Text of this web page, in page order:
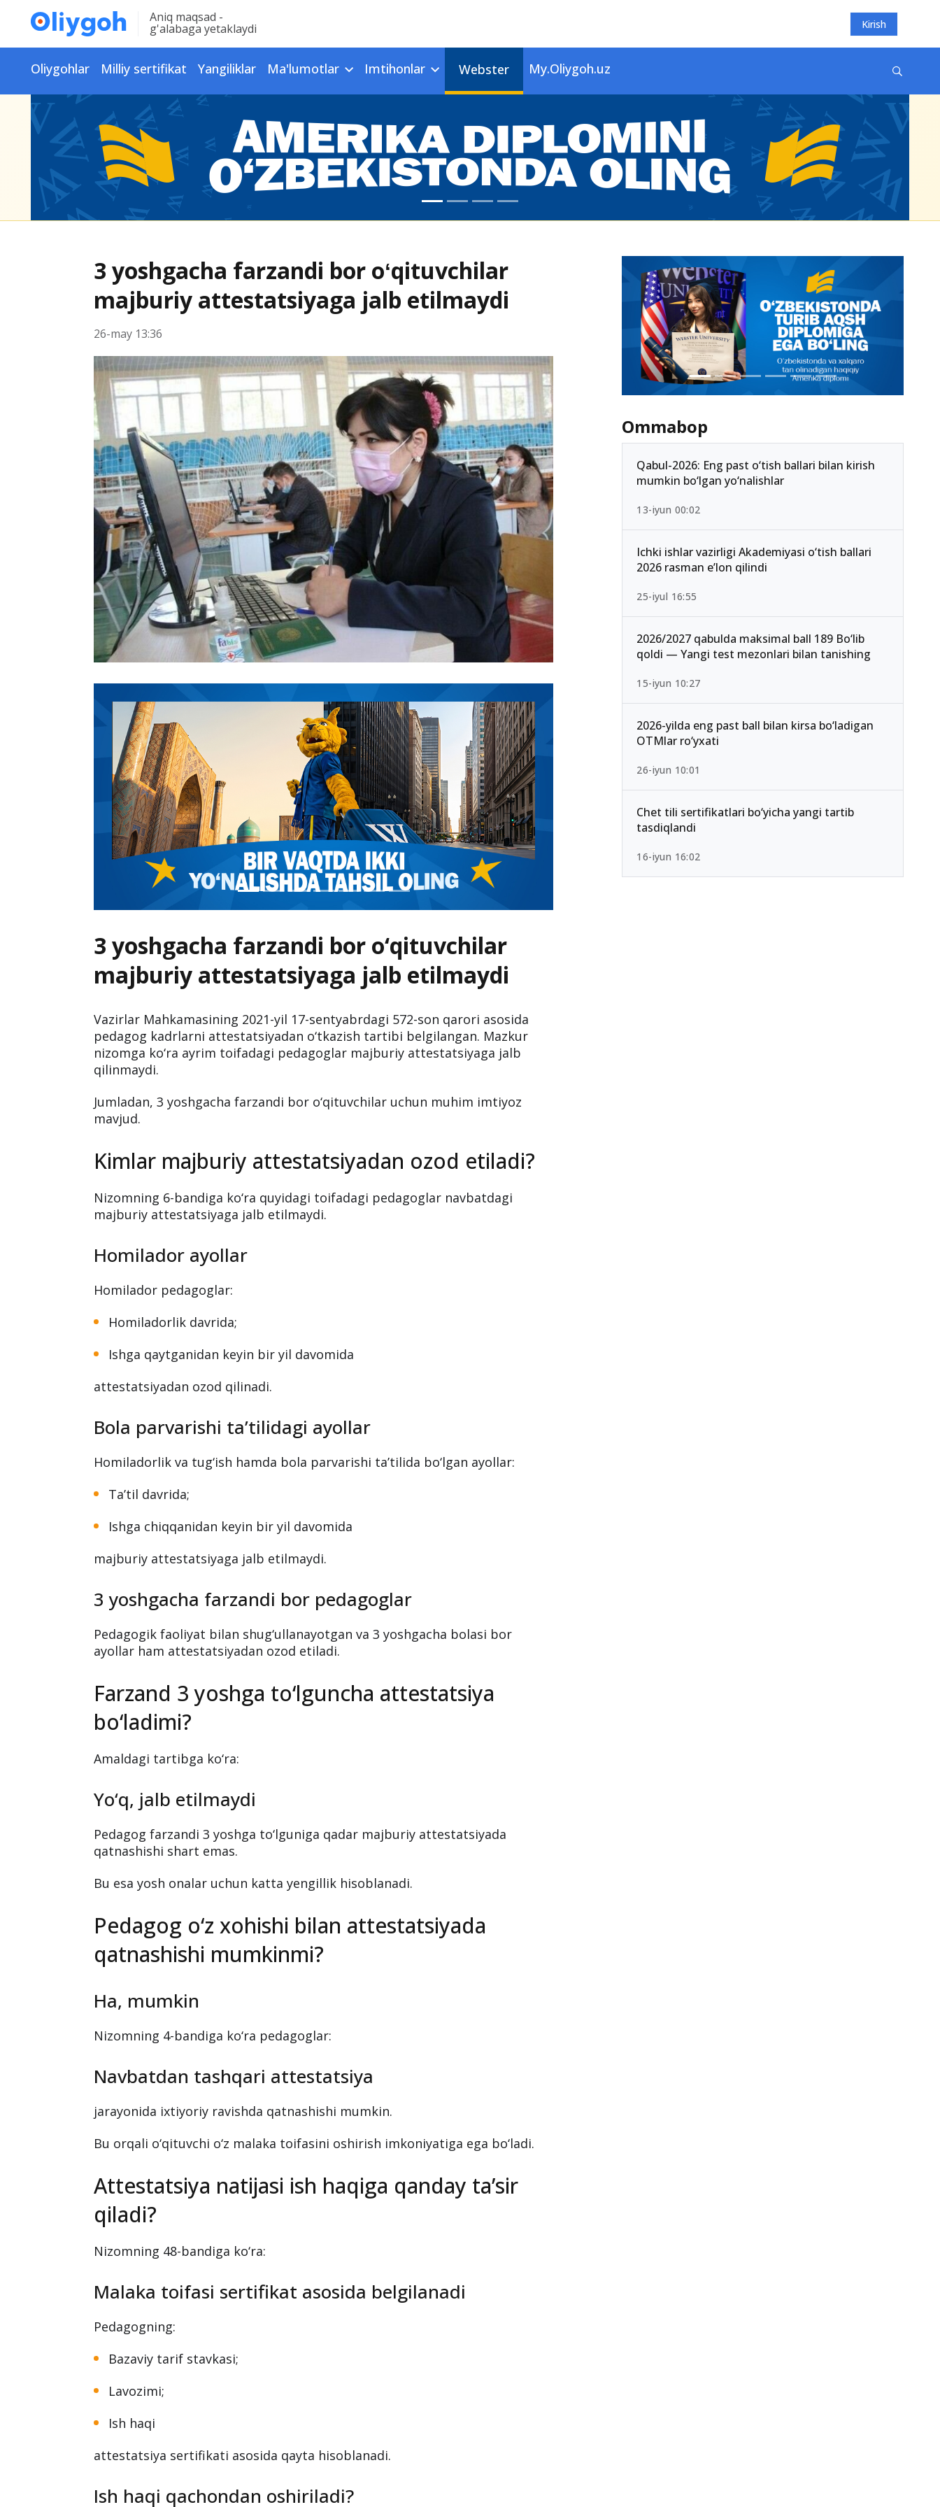
Aniq maqsad -
g'alabaga yetaklaydi Kirish
Oliygohlar Milliy sertifikat Yangiliklar Ma'lumotlar Imtihonlar Webster My.Oliygoh.uz
3 yoshgacha farzandi bor oʻqituvchilar
majburiy attestatsiyaga jalb etilmaydi
26-may 13:36
3 yoshgacha farzandi bor o‘qituvchilar
majburiy attestatsiyaga jalb etilmaydi
Vazirlar Mahkamasining 2021-yil 17-sentyabrdagi 572-son qarori asosida
pedagog kadrlarni attestatsiyadan o‘tkazish tartibi belgilangan. Mazkur
nizomga ko‘ra ayrim toifadagi pedagoglar majburiy attestatsiyaga jalb
qilinmaydi.
Jumladan, 3 yoshgacha farzandi bor o‘qituvchilar uchun muhim imtiyoz
mavjud.
Kimlar majburiy attestatsiyadan ozod etiladi?
Nizomning 6-bandiga ko‘ra quyidagi toifadagi pedagoglar navbatdagi
majburiy attestatsiyaga jalb etilmaydi.
Homilador ayollar
Homilador pedagoglar:
Homiladorlik davrida;
Ishga qaytganidan keyin bir yil davomida
attestatsiyadan ozod qilinadi.
Bola parvarishi ta’tilidagi ayollar
Homiladorlik va tug‘ish hamda bola parvarishi ta’tilida bo‘lgan ayollar:
Ta’til davrida;
Ishga chiqqanidan keyin bir yil davomida
majburiy attestatsiyaga jalb etilmaydi.
3 yoshgacha farzandi bor pedagoglar
Pedagogik faoliyat bilan shug‘ullanayotgan va 3 yoshgacha bolasi bor
ayollar ham attestatsiyadan ozod etiladi.
Farzand 3 yoshga to‘lguncha attestatsiya
bo‘ladimi?
Amaldagi tartibga ko‘ra:
Yo‘q, jalb etilmaydi
Pedagog farzandi 3 yoshga to‘lguniga qadar majburiy attestatsiyada
qatnashishi shart emas.
Bu esa yosh onalar uchun katta yengillik hisoblanadi.
Pedagog o‘z xohishi bilan attestatsiyada
qatnashishi mumkinmi?
Ha, mumkin
Nizomning 4-bandiga ko‘ra pedagoglar:
Navbatdan tashqari attestatsiya
jarayonida ixtiyoriy ravishda qatnashishi mumkin.
Bu orqali o‘qituvchi o‘z malaka toifasini oshirish imkoniyatiga ega bo‘ladi.
Attestatsiya natijasi ish haqiga qanday ta’sir
qiladi?
Nizomning 48-bandiga ko‘ra:
Malaka toifasi sertifikat asosida belgilanadi
Pedagogning:
Bazaviy tarif stavkasi;
Lavozimi;
Ish haqi
attestatsiya sertifikati asosida qayta hisoblanadi.
Ish haqi qachondan oshiriladi?
Ommabop
Qabul-2026: Eng past o‘tish ballari bilan kirish
mumkin bo‘lgan yo‘nalishlar
13-iyun 00:02
Ichki ishlar vazirligi Akademiyasi o‘tish ballari
2026 rasman e’lon qilindi
25-iyul 16:55
2026/2027 qabulda maksimal ball 189 Bo‘lib
qoldi — Yangi test mezonlari bilan tanishing
15-iyun 10:27
2026-yilda eng past ball bilan kirsa bo‘ladigan
OTMlar ro‘yxati
26-iyun 10:01
Chet tili sertifikatlari bo‘yicha yangi tartib
tasdiqlandi
16-iyun 16:02